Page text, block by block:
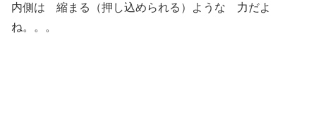
内側は 縮まる（押し込められる）ような 力だよ
ね。。。